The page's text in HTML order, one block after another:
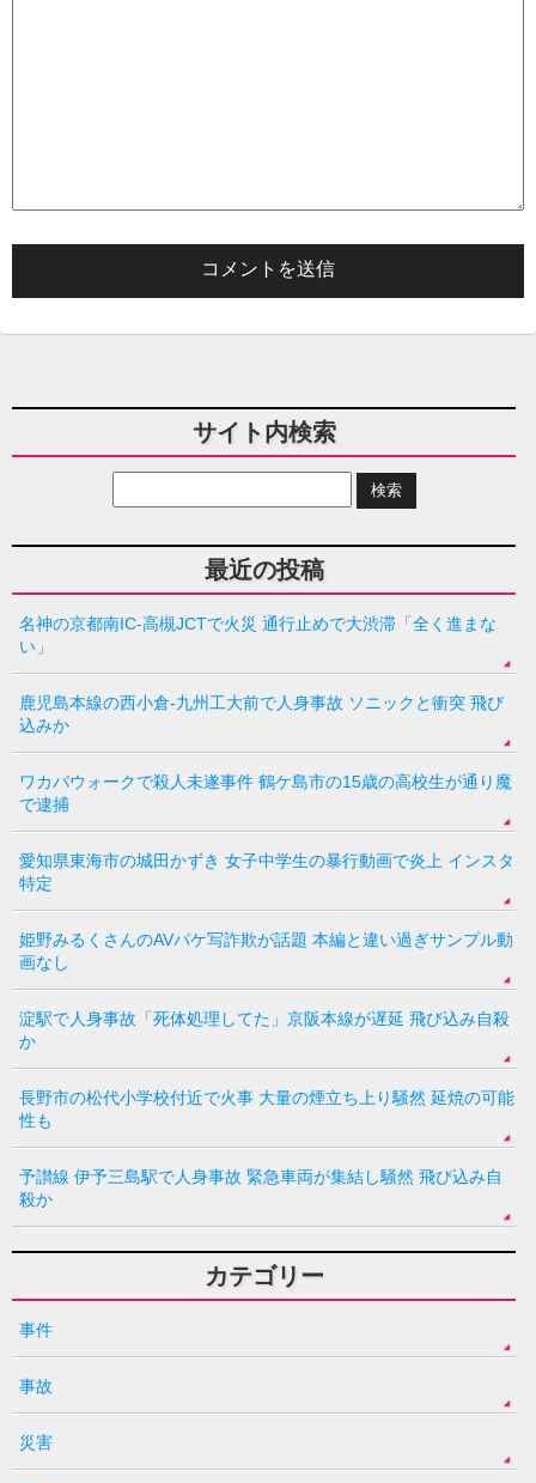
サイト内検索
最近の投稿
名神の京都南IC-高槻JCTで火災 通行止めで大渋滞「全く進まな
い」
鹿児島本線の西小倉-九州工大前で人身事故 ソニックと衝突 飛び
込みか
ワカバウォークで殺人未遂事件 鶴ケ島市の15歳の高校生が通り魔
で逮捕
愛知県東海市の城田かずき 女子中学生の暴行動画で炎上 インスタ
特定
姫野みるくさんのAVパケ写詐欺が話題 本編と違い過ぎサンプル動
画なし
淀駅で人身事故「死体処理してた」京阪本線が遅延 飛び込み自殺
か
長野市の松代小学校付近で火事 大量の煙立ち上り騒然 延焼の可能
性も
予讃線 伊予三島駅で人身事故 緊急車両が集結し騒然 飛び込み自
殺か
カテゴリー
事件
事故
災害